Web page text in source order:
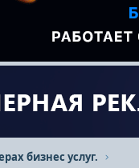
бизнес услуг.